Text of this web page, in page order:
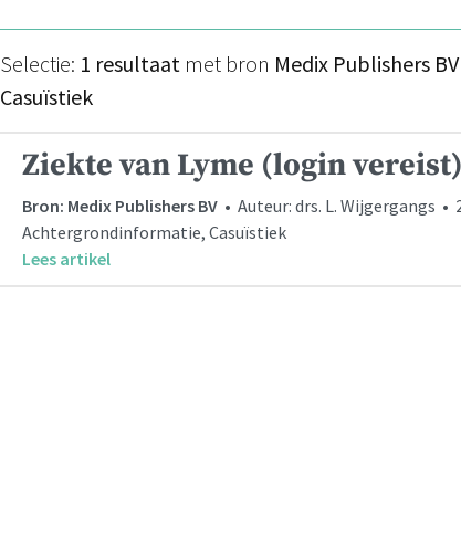
Selectie: 1 resultaat met bron Medix Publishers BV
Casuïstiek
Ziekte van Lyme (login vereist)
Bron: Medix Publishers BV • Auteur: drs. L. Wijgergangs
Achtergrondinformatie, Casuïstiek
Lees artikel